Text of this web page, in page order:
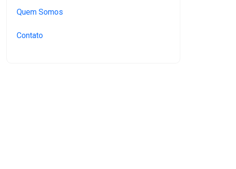
Quem Somos
Contato